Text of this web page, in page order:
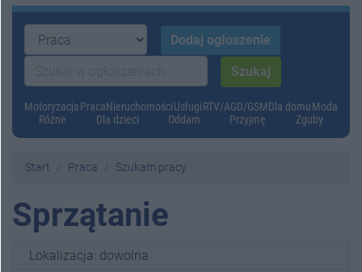
MotoryzacjaPracaNieruchomościUsługiRTV/AGD/GSMDla domuModa
Różne
Dla dzieci Oddam Przyjmę Zguby
Start Praca Szukam pracy
Sprzątanie
Lokalizacja: dowolna